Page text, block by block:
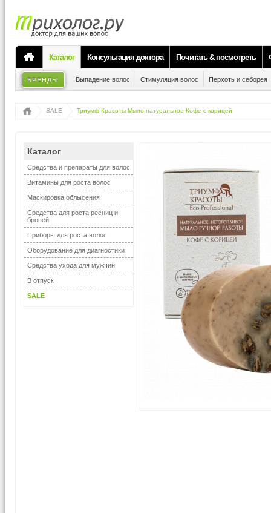
Каталог Консультация доктора Почитать & посмотреть
БРЕНДЫ Выпадение волос Стимуляция волос Перхоть и себорея
SALE Триумф Красоты Мыло натуральное Кофе с корицей
Каталог
Средства и препараты для волос
Витамины для роста волос
Маскировка облысения
Средства для роста ресниц и
бровей
Приборы для роста волос
Оборудование для диагностики
Средства ухода для мужчин
В отпуск
SALE